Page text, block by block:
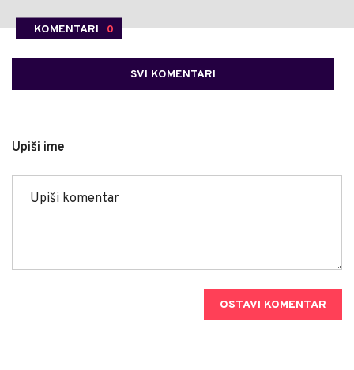
KOMENTARI 0
SVI KOMENTARI
Upiši ime
OSTAVI KOMENTAR